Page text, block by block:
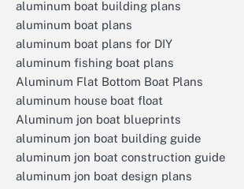
aluminum boat building plans
aluminum boat plans
aluminum boat plans for DIY
aluminum fishing boat plans
Aluminum Flat Bottom Boat Plans
aluminum house boat float
Aluminum jon boat blueprints
aluminum jon boat building guide
aluminum jon boat construction guide
aluminum jon boat design plans